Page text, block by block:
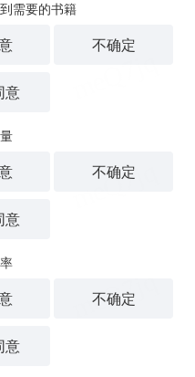
需要的书籍
不确定
意
不确定
意
不确定
意